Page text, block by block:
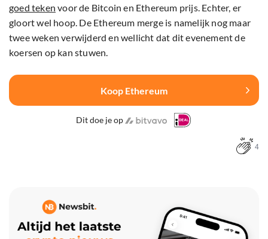
goed teken voor de Bitcoin en Ethereum prijs. Echter, er
gloort wel hoop. De Ethereum merge is namelijk nog maar
twee weken verwijderd en wellicht dat dit evenement de
koersen op kan stuwen.
Koop Ethereum
Dit doe je op
4